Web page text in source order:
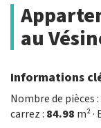
au
Informations
Nombre de pièces :
carrez : 84.98 m² ·